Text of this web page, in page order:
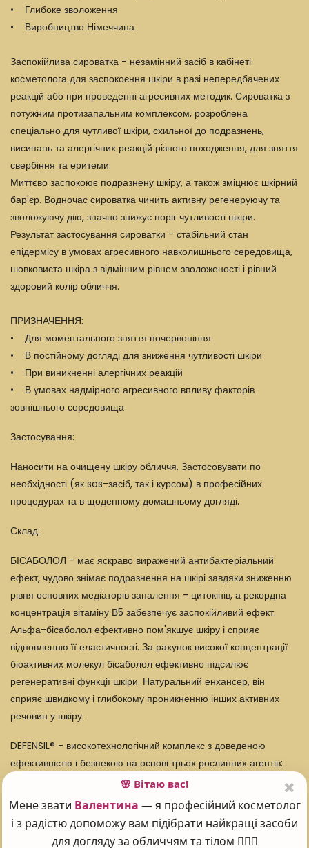
• Глибоке зволоження
• Виробництво Німеччина
Заспокійлива сироватка - незамінний засіб в кабінеті
косметолога для заспокоєння шкіри в разі непередбачених
реакцій або при проведенні агресивних методик. Сироватка з
потужним протизапальним комплексом, розроблена
спеціально для чутливої шкіри, схильної до подразнень,
висипань та алергічних реакцій різного походження, для зняття
свербіння та еритеми.
Миттєво заспокоює подразнену шкіру, а також зміцнює шкірний
бар'єр. Водночас сироватка чинить активну регенеруючу та
зволожуючу дію, значно знижує поріг чутливості шкіри.
Результат застосування сироватки - стабільний стан
епідермісу в умовах агресивного навколишнього середовища,
шовковиста шкіра з відмінним рівнем зволоженості і рівний
здоровий колір обличчя.
ПРИЗНАЧЕННЯ:
• Для моментального зняття почервоніння
• В постійному догляді для зниження чутливості шкіри
• При виникненні алергічних реакцій
• В умовах надмірного агресивного впливу факторів
зовнішнього середовища
Застосування:
Наносити на очищену шкіру обличчя. Застосовувати по
необхідності (як sos-засіб, так і курсом) в професійних
процедурах та в щоденному домашньому догляді.
Склад:
БІСАБОЛОЛ - має яскраво виражений антибактеріальний
ефект, чудово знімає подразнення на шкірі завдяки зниженню
рівня основних медіаторів запалення - цитокінів, а рекордна
концентрація вітаміну В5 забезпечує заспокійливий ефект.
Альфа-бісаболол ефективно пом'якшує шкіру і сприяє
відновленню її еластичності. За рахунок високої концентрації
біоактивних молекул бісаболол ефективно підсилює
регенеративні функції шкіри. Натуральний енхансер, він
сприяє швидкому і глибокому проникненню інших активних
речовин у шкіру.
DEFENSIL® - високотехнологічний комплекс з доведеною
ефективністю і безпекою на основі трьох рослинних агентів:
екстракт халікакабского кардіоспермума, олія з насіння ехіума,
неомилюєма частина олії соняшникового насіння. Мега-
ефективний у знятті свербіння і алергічних проявів, відновлює
міцність пошкоджених судин, зміцнює бар'єрні функції шкіри.
🌸 Вітаю вас!
Мене звати Валентина — я професійний косметолог
і з радістю допоможу вам підібрати найкращі засоби
для догляду за обличчям та тілом 💆‍♀️✨